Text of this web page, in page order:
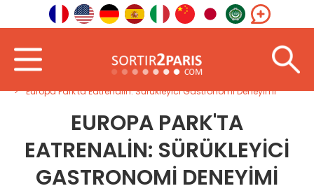
Europa Park'ta Eatrenalin: Sürükleyici Gastronomi Deneyimi
EUROPA PARK'TA
EATRENALIN: SÜRÜKLEYICI
GASTRONOMI DENEYIMI